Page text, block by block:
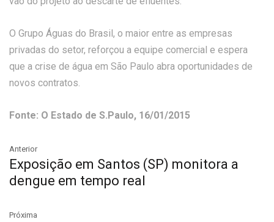
O Grupo Águas do Brasil, o maior entre as empresas
privadas do setor, reforçou a equipe comercial e espera
que a crise de água em São Paulo abra oportunidades de
novos contratos.
Fonte: O Estado de S.Paulo, 16/01/2015
Anterior
Exposição em Santos (SP) monitora a
dengue em tempo real
Próxima